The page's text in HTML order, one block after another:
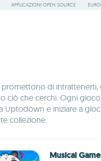
APPLICAZIONI OPEN SOURCE
di
che cerchi. Ogni
e iniziare a
collezione.
Musical